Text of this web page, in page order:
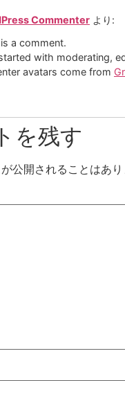
Commenter より:
a comment.
with moderating,
avatars come from
を残す
公開されることはあり